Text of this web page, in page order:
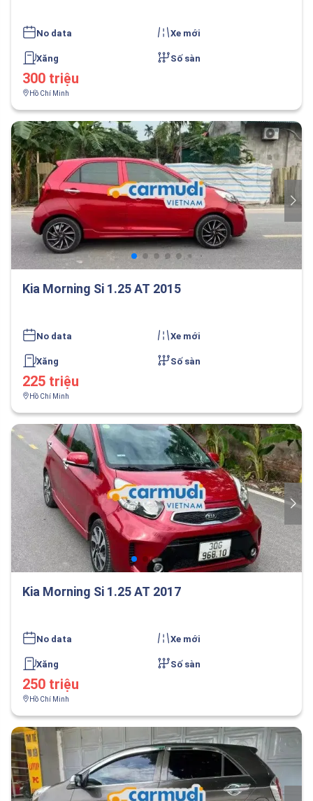
No data Xe mới
Xăng Số sàn
300 triệu
Hồ Chí Minh
Kia Morning Si 1.25 AT 2015
No data Xe mới
Xăng Số sàn
225 triệu
Hồ Chí Minh
Kia Morning Si 1.25 AT 2017
No data Xe mới
Xăng Số sàn
250 triệu
Hồ Chí Minh